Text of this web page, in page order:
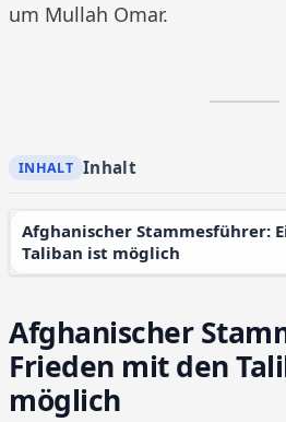
um Mullah Omar.
Inhalt
Afghanischer Stammesführer: Ein Frieden mit den
Taliban ist möglich
Afghanischer
Frieden mit den
möglich